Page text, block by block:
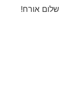
שלום אורח!